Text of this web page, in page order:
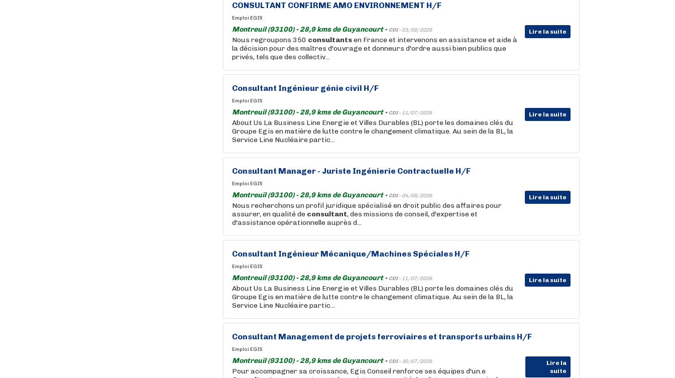
CONSULTANT CONFIRME AMO ENVIRONNEMENT H/F
Emploi EGIS
Montreuil (93100) - 28,9 kms de Guyancourt - CDI - 03/08/2026 Lire la suite
Nous regroupons 350 consultantsen France et intervenons en assistance et aide à
la décision pour des maîtres d'ouvrage et donneurs d'ordre aussi bien publics que
privés, tels que des collectiv...
Consultant Ingénieur génie civil H/F
Emploi EGIS
Montreuil (93100) - 28,9 kms de Guyancourt - CDI - 11/07/2026 Lire la suite
About Us La Business Line Energie et Villes Durables (BL) porte les domaines clés du
Groupe Egis en matière de lutte contre le changement climatique. Au sein de la BL, la
Service Line Nucléaire partic...
Consultant Manager - Juriste Ingénierie Contractuelle H/F
Emploi EGIS
Montreuil (93100) - 28,9 kms de Guyancourt - CDI - 04/08/2026 Lire la suite
Nous recherchons un profil juridique spécialisé en droit public des affaires pour
assurer, en qualité de consultant, des missions de conseil, d'expertise et
d'assistance opérationnelle auprès d...
Consultant Ingénieur Mécanique/Machines Spéciales H/F
Emploi EGIS
Montreuil (93100) - 28,9 kms de Guyancourt - CDI - 11/07/2026 Lire la suite
About Us La Business Line Energie et Villes Durables (BL) porte les domaines clés du
Groupe Egis en matière de lutte contre le changement climatique. Au sein de la BL, la
Service Line Nucléaire partic...
Consultant Management de projets ferroviaires et transports urbains H/F
Emploi EGIS
Montreuil (93100) - 28,9 kms de Guyancourt - CDI - 30/07/2026
Lire la
suite
Pour accompagner sa croissance, Egis Conseil renforce ses équipes d'un.e